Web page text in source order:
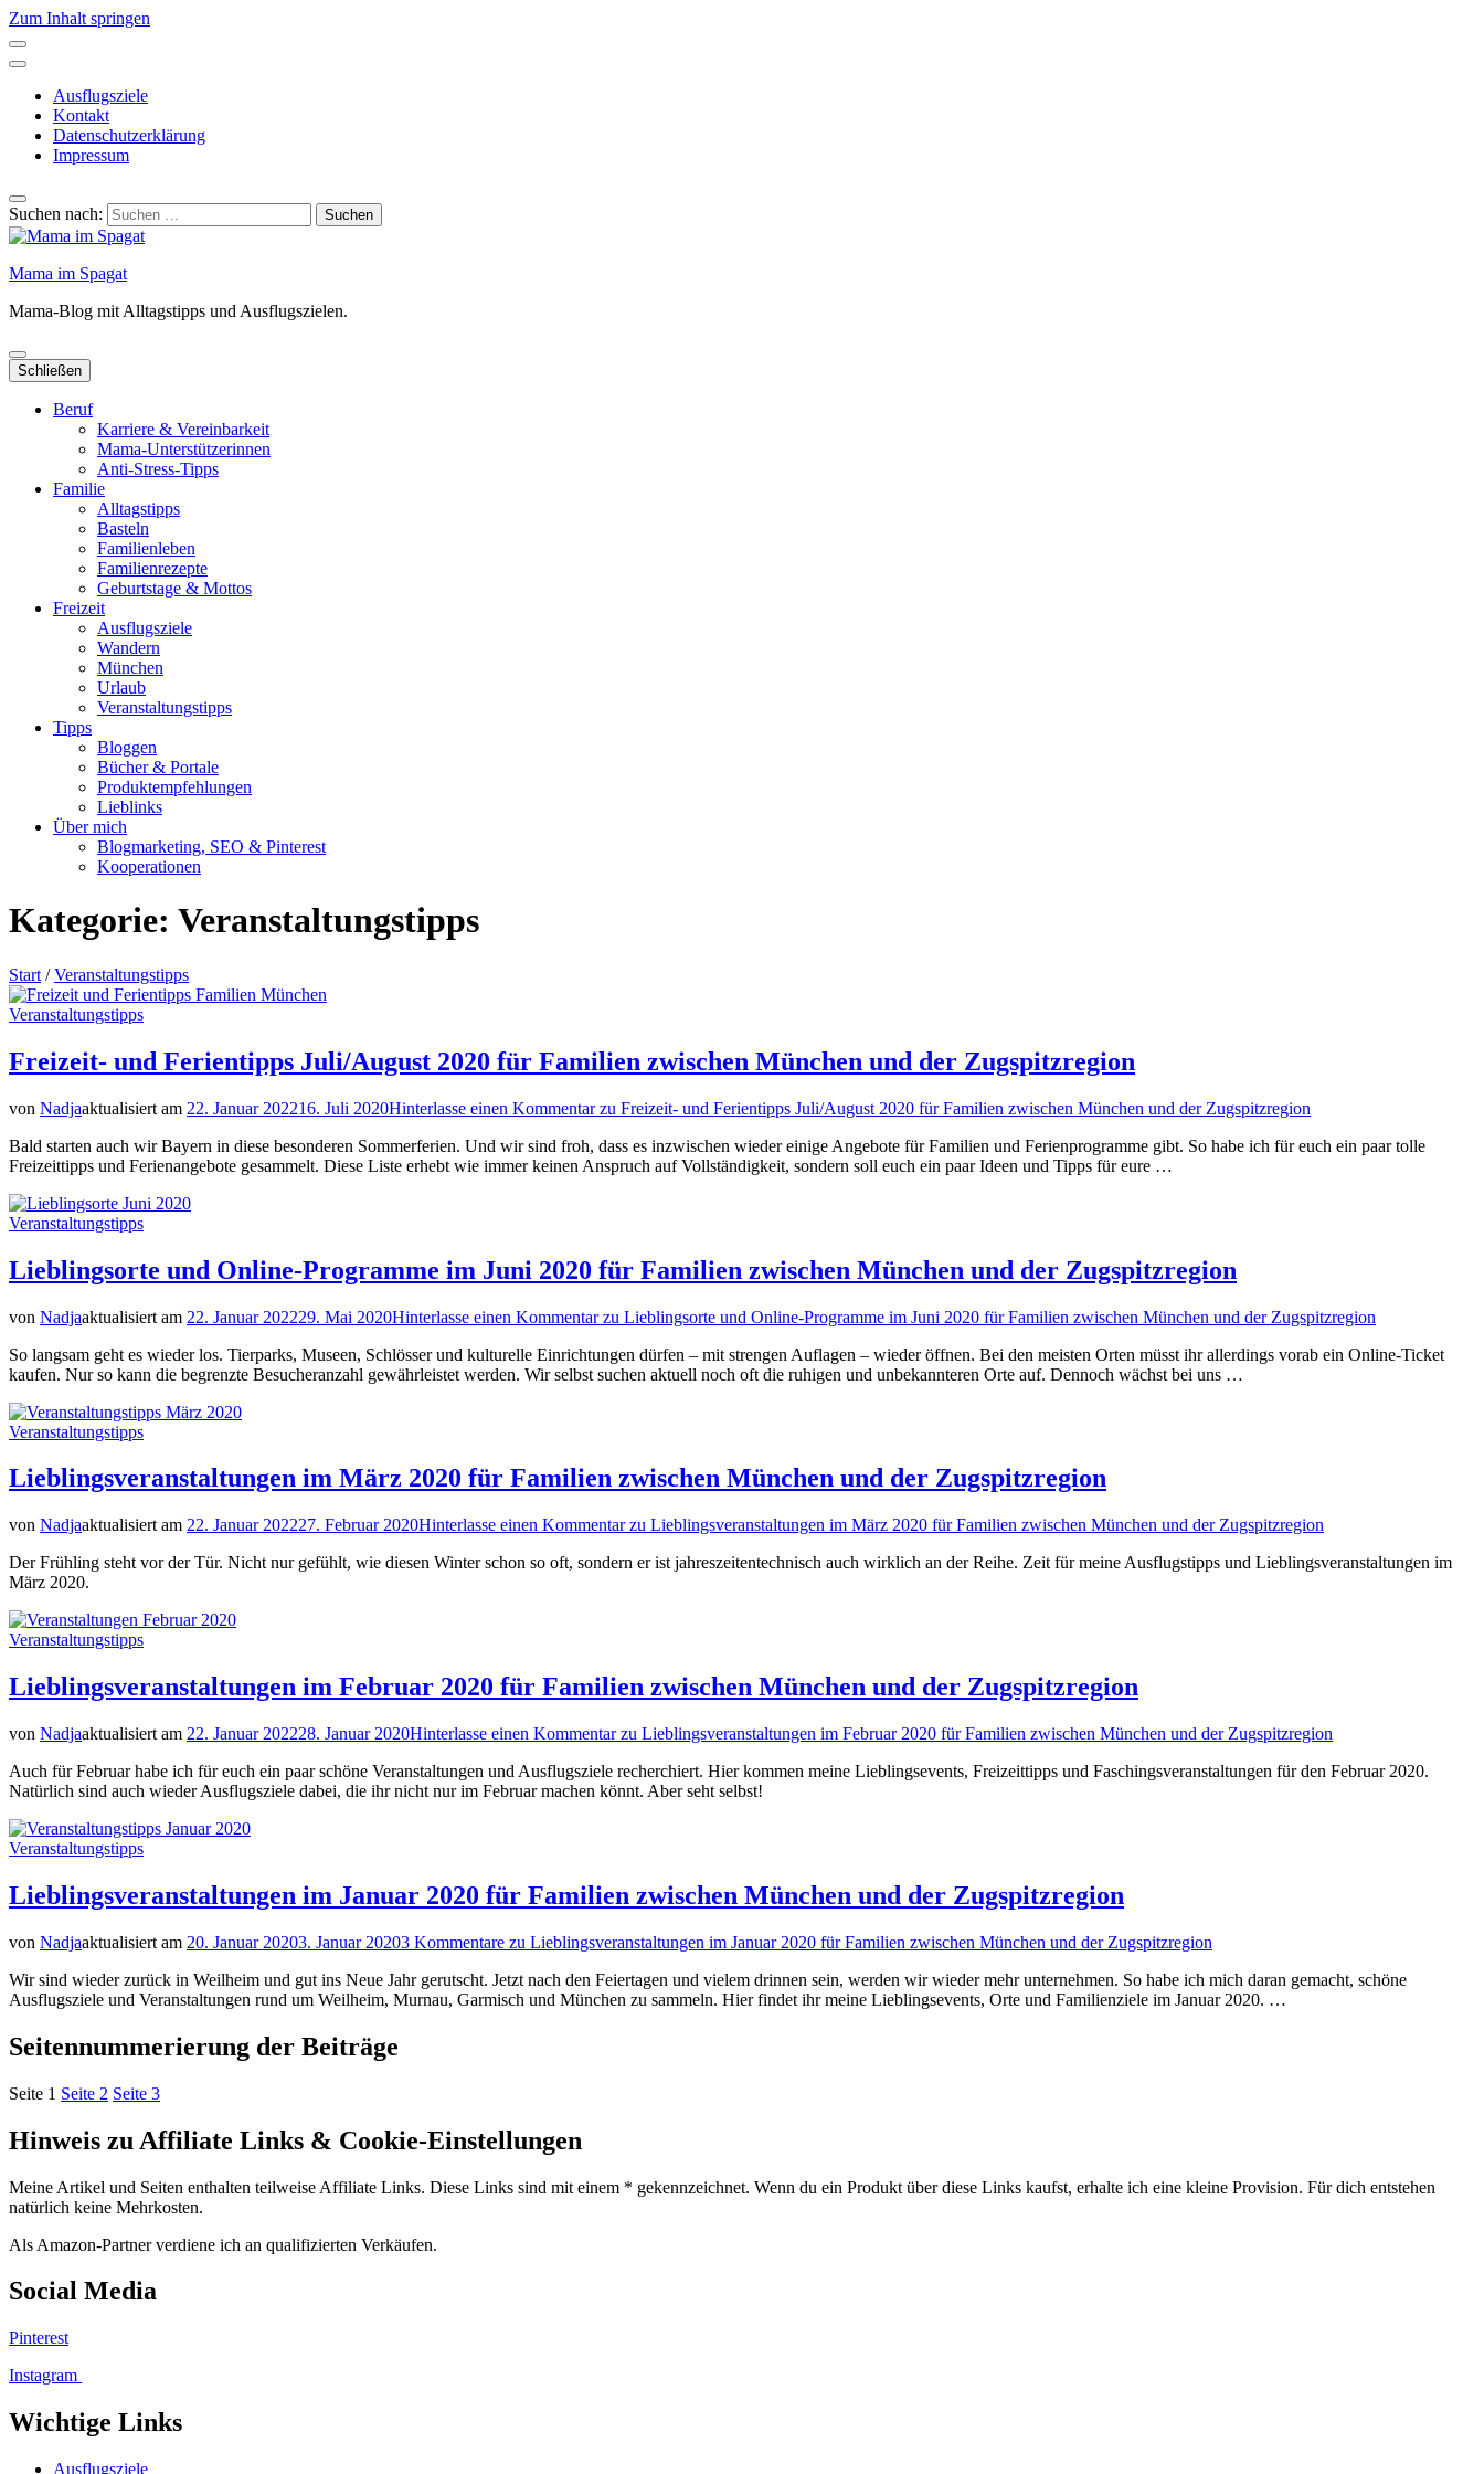
Zum Inhalt springen
Ausflugsziele
Kontakt
Datenschutzerklärung
Impressum
Suchen nach:
Mama im Spagat
Mama-Blog mit Alltagstipps und Ausflugszielen.
Schließen
Beruf
Karriere & Vereinbarkeit
Mama-Unterstützerinnen
Anti-Stress-Tipps
Familie
Alltagstipps
Basteln
Familienleben
Familienrezepte
Geburtstage & Mottos
Freizeit
Ausflugsziele
Wandern
München
Urlaub
Veranstaltungstipps
Tipps
Bloggen
Bücher & Portale
Produktempfehlungen
Lieblinks
Über mich
Blogmarketing, SEO & Pinterest
Kooperationen
Kategorie: Veranstaltungstipps
Start / Veranstaltungstipps
Veranstaltungstipps
Freizeit- und Ferientipps Juli/August 2020 für Familien zwischen München und der Zugspitzregion
von Nadjaaktualisiert am 22. Januar 202216. Juli 2020Hinterlasse einen Kommentarzu Freizeit- und Ferientipps Juli/August 2020 für Familien zwischen München und der Zugspitzregion
Bald starten auch wir Bayern in diese besonderen Sommerferien. Und wir sind froh, dass es inzwischen wieder einige Angebote für Familien und Ferienprogramme gibt. So habe ich für euch ein paar tolle
Freizeittipps und Ferienangebote gesammelt. Diese Liste erhebt wie immer keinen Anspruch auf Vollständigkeit, sondern soll euch ein paar Ideen und Tipps für eure …
Veranstaltungstipps
Lieblingsorte und Online-Programme im Juni 2020 für Familien zwischen München und der Zugspitzregion
von Nadjaaktualisiert am 22. Januar 202229. Mai 2020Hinterlasse einen Kommentarzu Lieblingsorte und Online-Programme im Juni 2020 für Familien zwischen München und der Zugspitzregion
So langsam geht es wieder los. Tierparks, Museen, Schlösser und kulturelle Einrichtungen dürfen – mit strengen Auflagen – wieder öffnen. Bei den meisten Orten müsst ihr allerdings vorab ein Online-Ticket
kaufen. Nur so kann die begrenzte Besucheranzahl gewährleistet werden. Wir selbst suchen aktuell noch oft die ruhigen und unbekannteren Orte auf. Dennoch wächst bei uns …
Veranstaltungstipps
Lieblingsveranstaltungen im März 2020 für Familien zwischen München und der Zugspitzregion
von Nadjaaktualisiert am 22. Januar 202227. Februar 2020Hinterlasse einen Kommentarzu Lieblingsveranstaltungen im März 2020 für Familien zwischen München und der Zugspitzregion
Der Frühling steht vor der Tür. Nicht nur gefühlt, wie diesen Winter schon so oft, sondern er ist jahreszeitentechnisch auch wirklich an der Reihe. Zeit für meine Ausflugstipps und Lieblingsveranstaltungen im
März 2020.
Veranstaltungstipps
Lieblingsveranstaltungen im Februar 2020 für Familien zwischen München und der Zugspitzregion
von Nadjaaktualisiert am 22. Januar 202228. Januar 2020Hinterlasse einen Kommentarzu Lieblingsveranstaltungen im Februar 2020 für Familien zwischen München und der Zugspitzregion
Auch für Februar habe ich für euch ein paar schöne Veranstaltungen und Ausflugsziele recherchiert. Hier kommen meine Lieblingsevents, Freizeittipps und Faschingsveranstaltungen für den Februar 2020.
Natürlich sind auch wieder Ausflugsziele dabei, die ihr nicht nur im Februar machen könnt. Aber seht selbst!
Veranstaltungstipps
Lieblingsveranstaltungen im Januar 2020 für Familien zwischen München und der Zugspitzregion
von Nadjaaktualisiert am 20. Januar 20203. Januar 20203 Kommentare zu Lieblingsveranstaltungen im Januar 2020 für Familien zwischen München und der Zugspitzregion
Wir sind wieder zurück in Weilheim und gut ins Neue Jahr gerutscht. Jetzt nach den Feiertagen und vielem drinnen sein, werden wir wieder mehr unternehmen. So habe ich mich daran gemacht, schöne
Ausflugsziele und Veranstaltungen rund um Weilheim, Murnau, Garmisch und München zu sammeln. Hier findet ihr meine Lieblingsevents, Orte und Familienziele im Januar 2020. …
Seitennummerierung der Beiträge
Seite 1 Seite 2 Seite 3
Hinweis zu Affiliate Links & Cookie-Einstellungen
Meine Artikel und Seiten enthalten teilweise Affiliate Links. Diese Links sind mit einem * gekennzeichnet. Wenn du ein Produkt über diese Links kaufst, erhalte ich eine kleine Provision. Für dich entstehen
natürlich keine Mehrkosten.
Als Amazon-Partner verdiene ich an qualifizierten Verkäufen.
Social Media
Pinterest
Instagram
Wichtige Links
Ausflugsziele